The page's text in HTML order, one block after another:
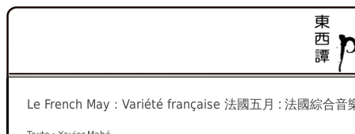
Le French May : Variété française 法國五月 : 法國綜合音